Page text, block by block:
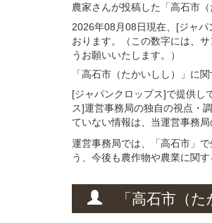
農家さんが投稿した「高石市（
2026年08月08日現在、[ジャ
おります。（この数字には、
うお願いいたします。）
「高石市（たかいしし）」 に関
[ジャパンクロップス]で提供し
ス]運営事務局の独自の視点・
ていない情報は、当運営事務
運営事務局では、「高石市」
う、今後も農作物や農業に関
「高石市（